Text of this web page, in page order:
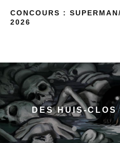
CONCOURS :
2026
DES HUIS-CLOS